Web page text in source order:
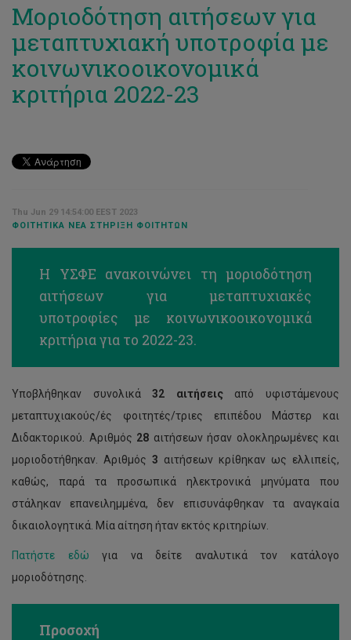
Μοριοδότηση αιτήσεων για
μεταπτυχιακή υποτροφία με
κοινωνικοοικονομικά
κριτήρια 2022-23
Thu Jun 29 14:54:00 EEST 2023
ΦΟΙΤΗΤΙΚΆ ΝΈΑ ΣΤΉΡΙΞΗ ΦΟΙΤΗΤΏΝ
Η ΥΣΦΕ ανακοινώνει τη μοριοδότηση
αιτήσεων για μεταπτυχιακές
υποτροφίες με κοινωνικοοικονομικά
κριτήρια για το 2022-23.
Υποβλήθηκαν συνολικά32 αιτήσεις από υφιστάμενους
μεταπτυχιακούς/ές φοιτητές/τριες επιπέδου Μάστερ και
Διδακτορικού. Αριθμός 28 αιτήσεων ήσαν ολοκληρωμένες και
μοριοδοτήθηκαν. Αριθμός 3 αιτήσεων κρίθηκαν ως ελλιπείς,
καθώς, παρά τα προσωπικά ηλεκτρονικά μηνύματα που
στάληκαν επανειλημμένα, δεν επισυνάφθηκαν τα αναγκαία
δικαιολογητικά. Μία αίτηση ήταν εκτός κριτηρίων.
Πατήστε εδώ για να δείτε αναλυτικά τον κατάλογο
μοριοδότησης.
Προσοχή